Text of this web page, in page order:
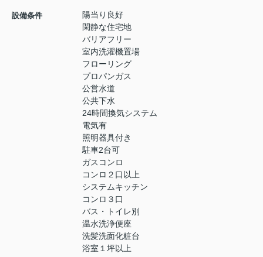
設備条件
陽当り良好
閑静な住宅地
バリアフリー
室内洗濯機置場
フローリング
プロパンガス
公営水道
公共下水
24時間換気システム
電気有
照明器具付き
駐車2台可
ガスコンロ
コンロ２口以上
システムキッチン
コンロ３口
バス・トイレ別
温水洗浄便座
洗髪洗面化粧台
浴室１坪以上